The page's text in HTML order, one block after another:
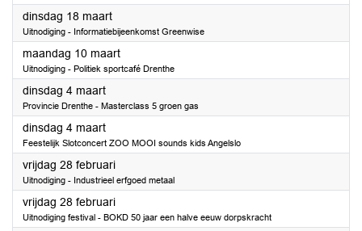
dinsdag 18 maart2025
Uitnodiging - Informatiebijeenkomst Greenwise
maandag 10 maart2025
Uitnodiging - Politiek sportcafé Drenthe
dinsdag 4 maart2025
Provincie Drenthe - Masterclass 5 groen gas
dinsdag 4 maart2025
Feestelijk Slotconcert ZOO MOOI sounds kids Angelslo
vrijdag 28 februari2025
Uitnodiging - Industrieel erfgoed metaal
vrijdag 28 februari2025
Uitnodiging festival - BOKD 50 jaar een halve eeuw dorpskracht